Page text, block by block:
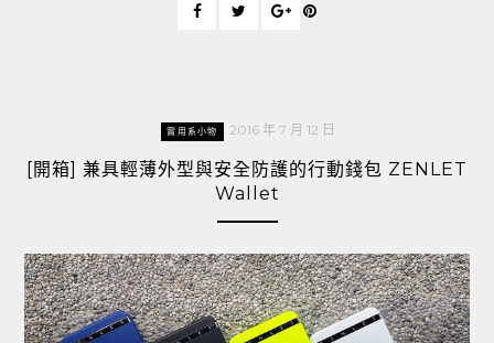
實用系小物 2016 年 7 月 12 日
[開箱] 兼具輕薄外型與安全防護的行動錢包 ZENLET
Wallet